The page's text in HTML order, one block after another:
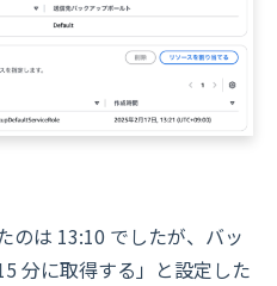
のは 13:10 でしたが、バッ
分に取得する」と設定した